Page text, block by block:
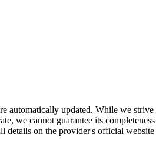
automatically updated. While we strive
we cannot guarantee its completeness
details on the provider's official website